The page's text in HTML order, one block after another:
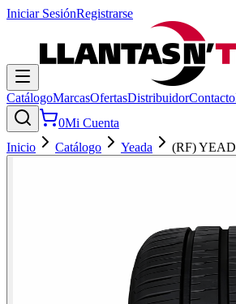
Iniciar SesiónRegistrarse
CatálogoMarcasOfertasDistribuidorContacto
0Mi Cuenta
Inicio
Catálogo Yeada (RF)